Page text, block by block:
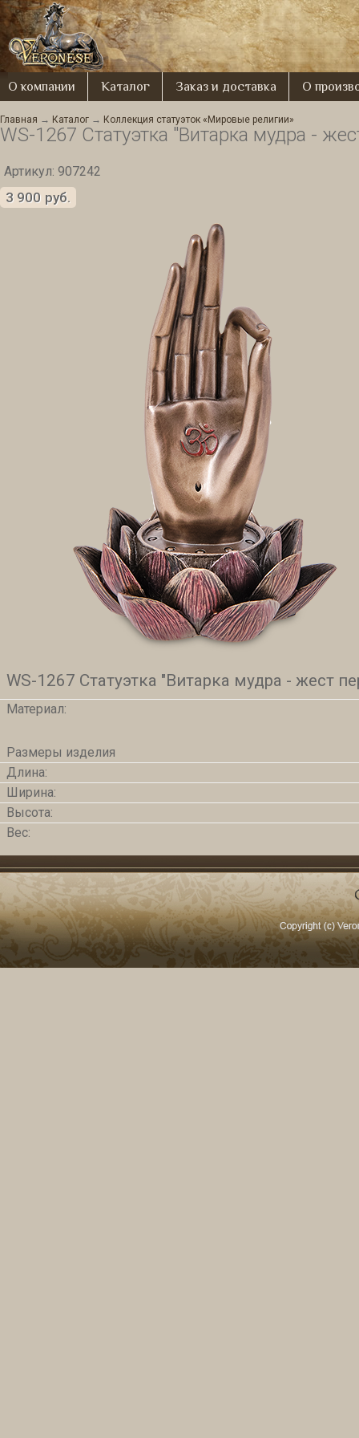
О компании Каталог Заказ и доставка О
Главная → Каталог → Коллекция статуэток «Мировые религии»
WS-1267 Статуэтка "Витарка мудра -
Артикул: 907242
3 900 руб.
WS-1267 Статуэтка "Витарка мудра - жест
Материал:
Размеры изделия
Длина:
Ширина:
Высота:
Вес: